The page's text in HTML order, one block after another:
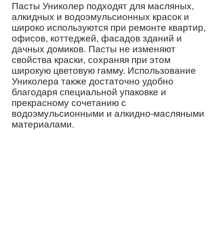
Пасты Униколер подходят для масляных,
алкидных и водоэмульсионных красок и
широко используются при ремонте квартир,
офисов, коттеджей, фасадов зданий и
дачных домиков. Пасты не изменяют
свойства краски, сохраняя при этом
широкую цветовую гамму. Использование
Униколера также достаточно удобно
благодаря специальной упаковке и
прекрасному сочетанию с
водоэмульсионными и алкидно-масляными
материалами.